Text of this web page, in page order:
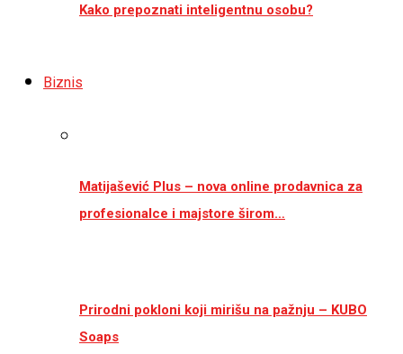
Kako prepoznati inteligentnu osobu?
Biznis
Matijašević Plus – nova online prodavnica za
profesionalce i majstore širom…
Prirodni pokloni koji mirišu na pažnju – KUBO
Soaps